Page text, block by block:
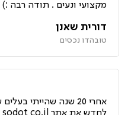
מקצועי ונעים . תודה רבה :)
דורית שאנן
טובהדו נכסים
אחרי 20 שנה שהייתי